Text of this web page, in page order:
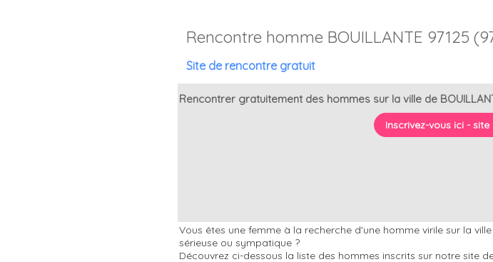
Rencontre homme BOUILLANTE 97125
Site de rencontre gratuit
Rencontrer gratuitement des hommes sur la ville de
Inscrivez-vous ici -
Vous êtes une femme à la recherche d'une homme virile sur la
sérieuse ou sympatique ?
Découvrez ci-dessous la liste des hommes inscrits sur notre site